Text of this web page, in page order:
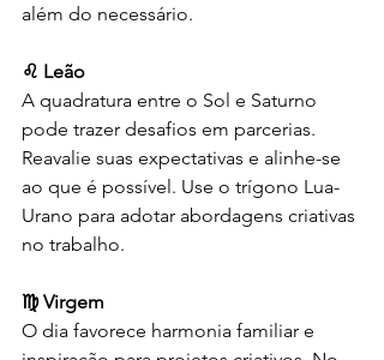
além do necessário.
♌ Leão
A quadratura entre o Sol e Saturno
pode trazer desafios em parcerias.
Reavalie suas expectativas e alinhe-se
ao que é possível. Use o trígono Lua-
Urano para adotar abordagens criativas
no trabalho.
♍ Virgem
O dia favorece harmonia familiar e